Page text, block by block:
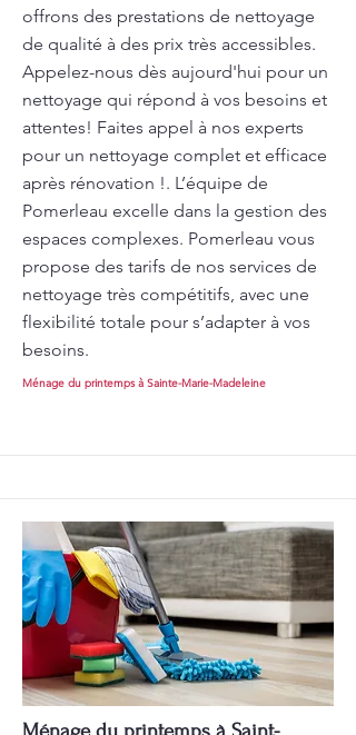
offrons des prestations de nettoyage
de qualité à des prix très accessibles.
Appelez-nous dès aujourd'hui pour un
nettoyage qui répond à vos besoins et
attentes! Faites appel à nos experts
pour un nettoyage complet et efficace
après rénovation !. L’équipe de
Pomerleau excelle dans la gestion des
espaces complexes. Pomerleau vous
propose des tarifs de nos services de
nettoyage très compétitifs, avec une
flexibilité totale pour s’adapter à vos
besoins.
Ménage du printemps à Sainte-Marie-Madeleine